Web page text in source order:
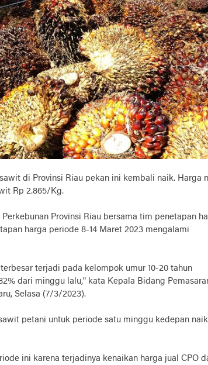
di Provinsi Riau pekan ini kembali naik. Harga
Rp 2.865/Kg.
Provinsi Riau bersama tim penetapan
harga periode 8-14 Maret 2023 mengalami
terjadi pada kelompok umur 10-20 tahun
dari minggu lalu," kata Kepala Bidang
Selasa (7/3/2023).
petani untuk periode satu minggu kedepan naik
ini karena terjadinya kenaikan harga jual CPO